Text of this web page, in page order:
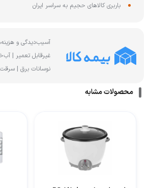
باربری کالاهای حجیم به سراسر ایران
آسیب‌دیدگی و
غیرقابل تعمیر |
نوسانات برق |
محصولات مشابه